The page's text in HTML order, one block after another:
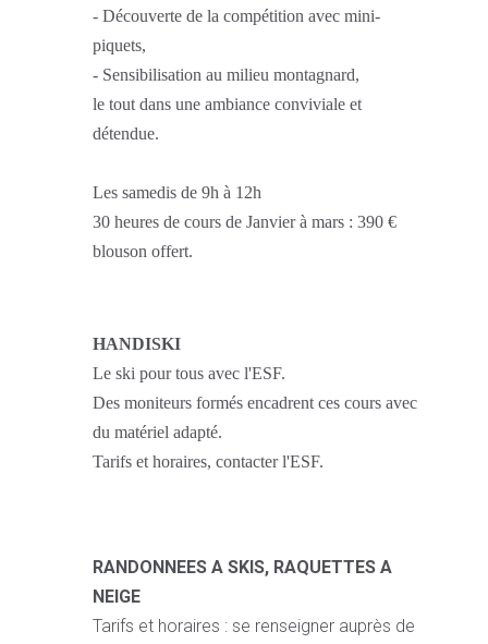
- Découverte de la compétition avec mini-
piquets,
- Sensibilisation au milieu montagnard,
le tout dans une ambiance conviviale et
détendue.
Les samedis de 9h à 12h
30 heures de cours de Janvier à mars : 390 €
blouson offert.
HANDISKI
Le ski pour tous avec l'ESF.
Des moniteurs formés encadrent ces cours avec
du matériel adapté.
Tarifs et horaires, contacter l'ESF.
RANDONNEES A SKIS, RAQUETTES A
NEIGE
Tarifs et horaires : se renseigner auprès de